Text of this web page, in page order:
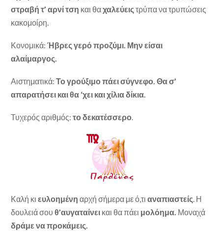
στραβή τ’ αρνί τση και θαχαλεύειςτρύπα να τρυπώσεις
κακομοίρη.
Κονομικά: Ήβρες γερό προζύμι. Μην είσαι
αλαίμαργος.
Αιστηματικά:Το γρούξιμο πάει σύγνεφο. Θα σ’
απαρατήσει και θα ‘χει και χίλια δίκια.
Τυχερός αριθμός: το δεκατέσσερο.
Καλή κι ευλοημένηαρχή σήμερα με ό,τιαναπιαστείς . Η
δουλειά σου θ’αυγαταίνει και θα πάει μολόημα. Μοναχά
δράμε να προκάμεις.